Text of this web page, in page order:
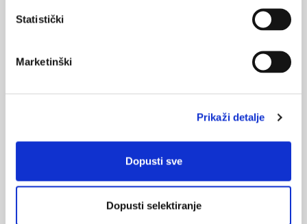
Statistički
Marketinški
Prikaži detalje
Dopusti sve
Dopusti selektiranje
VEZANI SADRŽAJ
Međunarodni dan medicinskih sestara i tehničara, 12.
kolektivno pregovaranje